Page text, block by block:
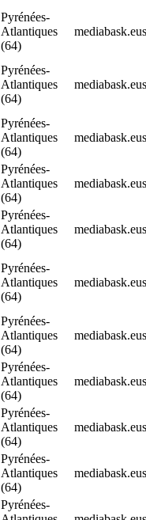
Pyrénées-
Atlantiques
(64)
mediabask.eus
Pyrénées-
Atlantiques
(64)
mediabask.eus
Pyrénées-
Atlantiques
(64)
mediabask.eus
Pyrénées-
Atlantiques
(64)
mediabask.eus
Pyrénées-
Atlantiques
(64)
mediabask.eus
Pyrénées-
Atlantiques
(64)
mediabask.eus
Pyrénées-
Atlantiques
(64)
mediabask.eus
Pyrénées-
Atlantiques
(64)
mediabask.eus
Pyrénées-
Atlantiques
(64)
mediabask.eus
Pyrénées-
Atlantiques
(64)
mediabask.eus
Pyrénées-